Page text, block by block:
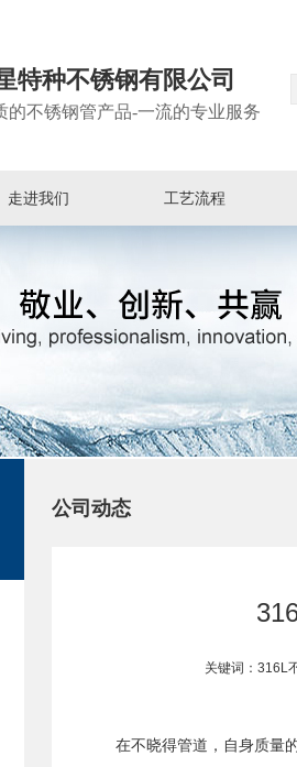
特种不锈钢有限公司
的不锈钢管产品-一流的专业服务
走进我们 工艺流程
公司动态
关键词：316L
在不晓得管道，自身质量